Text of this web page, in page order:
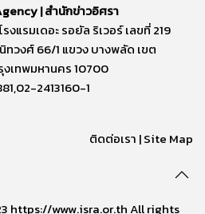
| สำนักข่าวอิศรา
งแรมเดอะ รอยัล ริเวอร์ เลขที่ 219
วงศ์ 66/1 แขวง บางพลัด เขต
เทพมหานคร 10700
2413160-1
ติดต่อเรา |Site Map
https://www.isra.or.th All rights